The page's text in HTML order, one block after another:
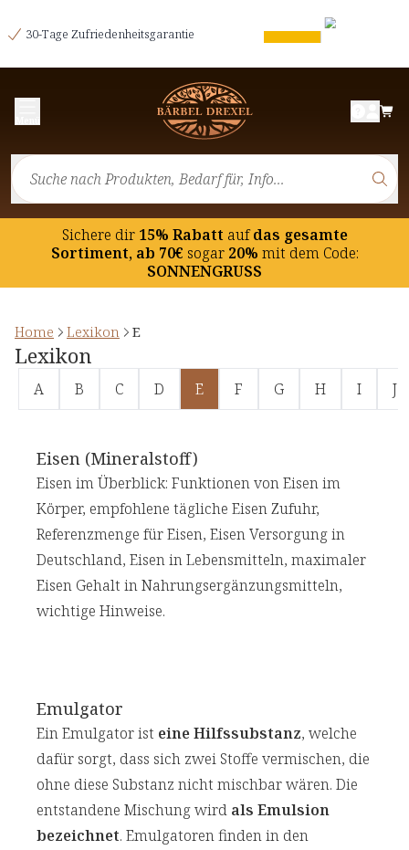
30-Tage Zufriedenheitsgarantie
Sichere dir15% Rabatt aufdas gesamte
Sortiment, ab 70€ sogar20% mit dem Code:
SONNENGRUSS
Home Lexikon E
Lexikon
A B C D E F G H I J
Eisen (Mineralstoff)
Eisen im Überblick: Funktionen von Eisen im
Körper, empfohlene tägliche Eisen Zufuhr,
Referenzmenge für Eisen, Eisen Versorgung in
Deutschland, Eisen in Lebensmitteln, maximaler
Eisen Gehalt in Nahrungsergänzungsmitteln,
wichtige Hinweise.
Emulgator
Ein Emulgator ist eine Hilfssubstanz, welche
dafür sorgt, dass sich zwei Stoffe vermischen, die
ohne diese Substanz nicht mischbar wären. Die
entstandene Mischung wird als Emulsion
bezeichnet. Emulgatoren finden in den